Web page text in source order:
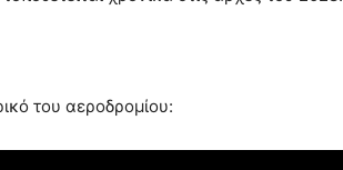
του αεροδρομίου: